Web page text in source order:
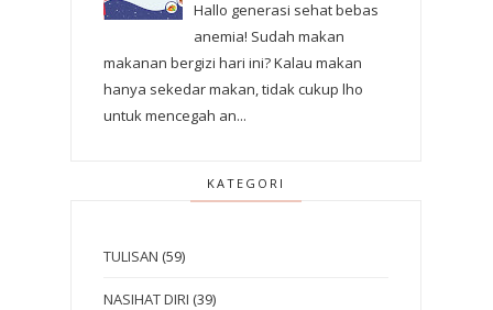
Hallo generasi sehat bebas
anemia! Sudah makan
makanan bergizi hari ini? Kalau makan
hanya sekedar makan, tidak cukup lho
untuk mencegah an...
KATEGORI
TULISAN (59)
NASIHAT DIRI (39)